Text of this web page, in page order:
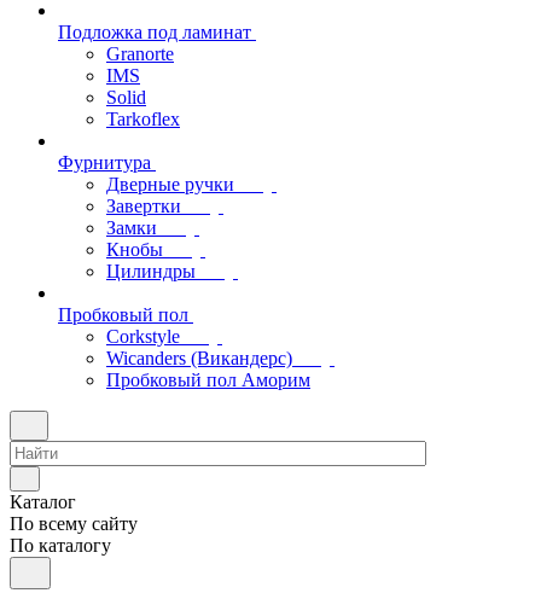
Подложка под ламинат
Granorte
IMS
Solid
Tarkoflex
Фурнитура
Дверные ручки
Завертки
Замки
Кнобы
Цилиндры
Пробковый пол
Corkstyle
Wicanders (Викандерс)
Пробковый пол Аморим
Каталог
По всему сайту
По каталогу